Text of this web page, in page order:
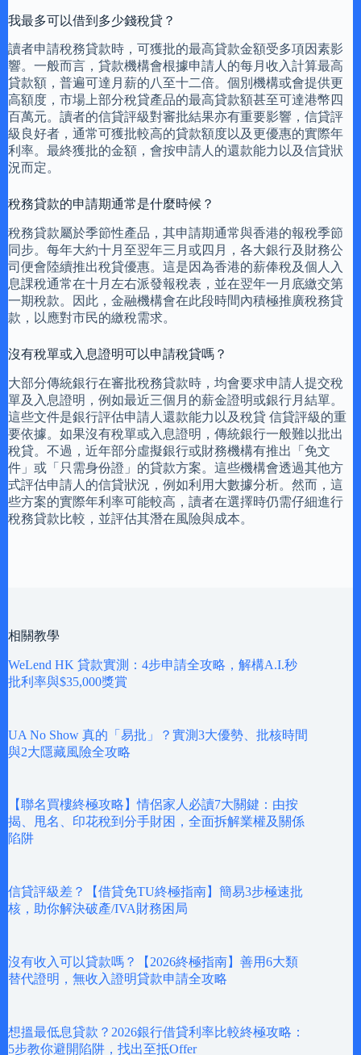
我最多可以借到多少錢稅貸？
讀者申請稅務貸款時，可獲批的最高貸款金額受多項因素影
響。一般而言，貸款機構會根據申請人的每月收入計算最高
貸款額，普遍可達月薪的八至十二倍。個別機構或會提供更
高額度，市場上部分稅貸產品的最高貸款額甚至可達港幣四
百萬元。讀者的信貸評級對審批結果亦有重要影響，信貸評
級良好者，通常可獲批較高的貸款額度以及更優惠的實際年
利率。最終獲批的金額，會按申請人的還款能力以及信貸狀
況而定。
稅務貸款的申請期通常是什麼時候？
稅務貸款屬於季節性產品，其申請期通常與香港的報稅季節
同步。每年大約十月至翌年三月或四月，各大銀行及財務公
司便會陸續推出稅貸優惠。這是因為香港的薪俸稅及個人入
息課稅通常在十月左右派發報稅表，並在翌年一月底繳交第
一期稅款。因此，金融機構會在此段時間內積極推廣稅務貸
款，以應對市民的繳稅需求。
沒有稅單或入息證明可以申請稅貸嗎？
大部分傳統銀行在審批稅務貸款時，均會要求申請人提交稅
單及入息證明，例如最近三個月的薪金證明或銀行月結單。
這些文件是銀行評估申請人還款能力以及稅貸 信貸評級的重
要依據。如果沒有稅單或入息證明，傳統銀行一般難以批出
稅貸。不過，近年部分虛擬銀行或財務機構有推出「免文
件」或「只需身份證」的貸款方案。這些機構會透過其他方
式評估申請人的信貸狀況，例如利用大數據分析。然而，這
些方案的實際年利率可能較高，讀者在選擇時仍需仔細進行
稅務貸款比較，並評估其潛在風險與成本。
相關教學
WeLend HK 貸款實測：4步申請全攻略，解構A.I.秒
批利率與$35,000獎賞
UA No Show 真的「易批」？實測3大優勢、批核時間
與2大隱藏風險全攻略
【聯名買樓終極攻略】情侶家人必讀7大關鍵：由按
揭、甩名、印花稅到分手財困，全面拆解業權及關係
陷阱
信貸評級差？【借貸免TU終極指南】簡易3步極速批
核，助你解決破產/IVA財務困局
沒有收入可以貸款嗎？【2026終極指南】善用6大類
替代證明，無收入證明貸款申請全攻略
想搵最低息貸款？2026銀行借貸利率比較終極攻略：
5步教你避開陷阱，找出至抵Offer